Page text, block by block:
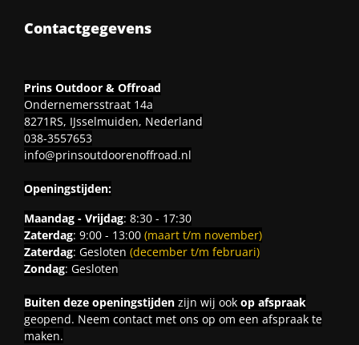
Contactgegevens
Prins Outdoor & Offroad
Ondernemersstraat 14a
8271RS, IJsselmuiden, Nederland
038-3557653
info@prinsoutdoorenoffroad.nl
Openingstijden:
Maandag - Vrijdag: 8:30 - 17:30
Zaterdag: 9:00 - 13:00 (maart t/m november)
Zaterdag: Gesloten (december t/m februari)
Zondag: Gesloten
Buiten deze openingstijdenzijn wij ook op afspraak
geopend. Neem contact met ons op om een afspraak te
maken.